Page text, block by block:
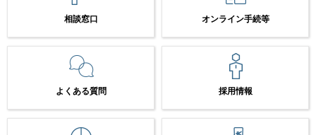
相談窓口 オンライン手続等
よくある質問 採用情報